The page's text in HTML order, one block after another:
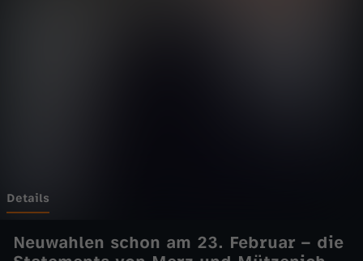
-
F
Details
Neuwahlen schon am 23. Februar – die